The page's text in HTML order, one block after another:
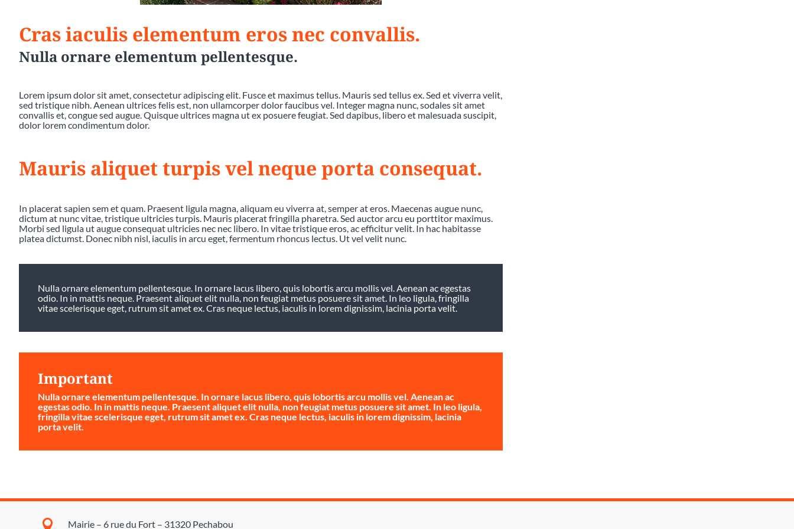
Cras iaculis elementum eros nec convallis.
Nulla ornare elementum pellentesque.
Lorem ipsum dolor sit amet, consectetur adipiscing elit. Fusce et maximus tellus. Mauris sed tellus ex. Sed et viverra velit,
sed tristique nibh. Aenean ultrices felis est, non ullamcorper dolor faucibus vel. Integer magna nunc, sodales sit amet
convallis et, congue sed augue. Quisque ultrices magna ut ex posuere feugiat. Sed dapibus, libero et malesuada suscipit,
dolor lorem condimentum dolor.
Mauris aliquet turpis vel neque porta consequat.
In placerat sapien sem et quam. Praesent ligula magna, aliquam eu viverra at, semper at eros. Maecenas augue nunc,
dictum at nunc vitae, tristique ultricies turpis. Mauris placerat fringilla pharetra. Sed auctor arcu eu porttitor maximus.
Morbi sed ligula ut augue consequat ultricies nec nec libero. In vitae tristique eros, ac efficitur velit. In hac habitasse
platea dictumst. Donec nibh nisl, iaculis in arcu eget, fermentum rhoncus lectus. Ut vel velit nunc.
Nulla ornare elementum pellentesque. In ornare lacus libero, quis lobortis arcu mollis vel. Aenean ac egestas
odio. In in mattis neque. Praesent aliquet elit nulla, non feugiat metus posuere sit amet. In leo ligula, fringilla
vitae scelerisque eget, rutrum sit amet ex. Cras neque lectus, iaculis in lorem dignissim, lacinia porta velit.
Important
Nulla ornare elementum pellentesque. In ornare lacus libero, quis lobortis arcu mollis vel. Aenean ac
egestas odio. In in mattis neque. Praesent aliquet elit nulla, non feugiat metus posuere sit amet. In leo ligula,
fringilla vitae scelerisque eget, rutrum sit amet ex. Cras neque lectus, iaculis in lorem dignissim, lacinia
porta velit.
 Mairie – 6 rue du Fort – 31320 Pechabou